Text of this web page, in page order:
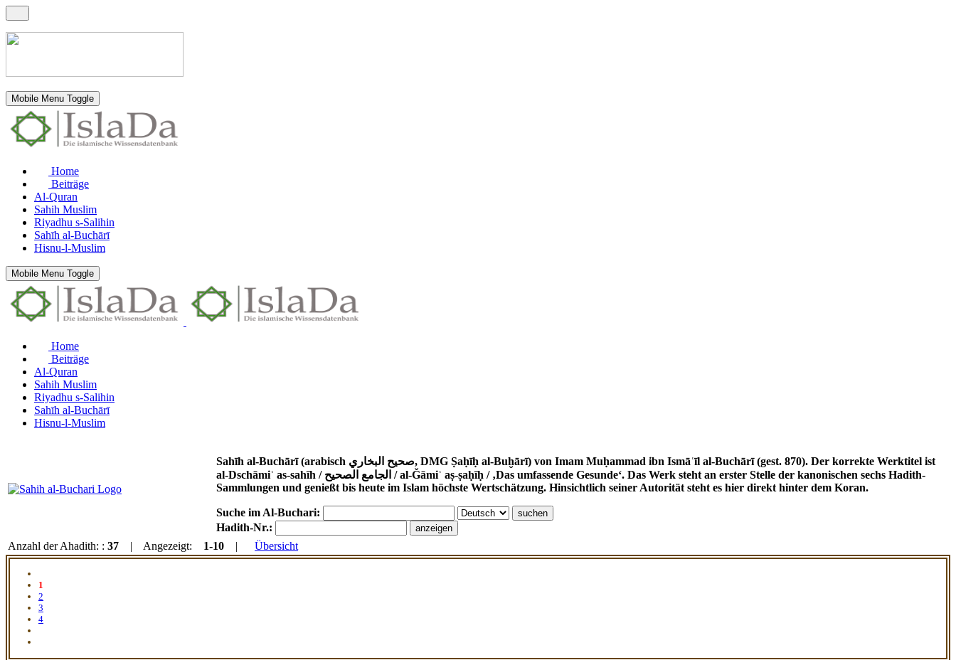
Mobile Menu Toggle
Home
Beiträge
Al-Quran
Sahih Muslim
Riyadhu s-Salihin
Sahīh al-Buchārī
Hisnu-l-Muslim
Mobile Menu Toggle
Home
Beiträge
Al-Quran
Sahih Muslim
Riyadhu s-Salihin
Sahīh al-Buchārī
Hisnu-l-Muslim
Sahīh al-Buchārī (arabisch صحيح البخاري, DMG Ṣaḥīḥ al-Buḫārī) von Imam Muḥammad ibn Ismāʿīl al-Buchārī (gest. 870). Der korrekte Werktitel ist
al-Dschāmiʿ as-sahīh / الجامع الصحيح / al-Ǧāmiʿ aṣ-ṣaḥīḥ / ‚Das umfassende Gesunde‘. Das Werk steht an erster Stelle der kanonischen sechs Hadith-
Sammlungen und genießt bis heute im Islam höchste Wertschätzung. Hinsichtlich seiner Autorität steht es hier direkt hinter dem Koran.
Suche im Al-Buchari:
Hadith-Nr.:
Anzahl der Ahadith: : 37 | Angezeigt: 1-10 | Übersicht
1
2
3
4